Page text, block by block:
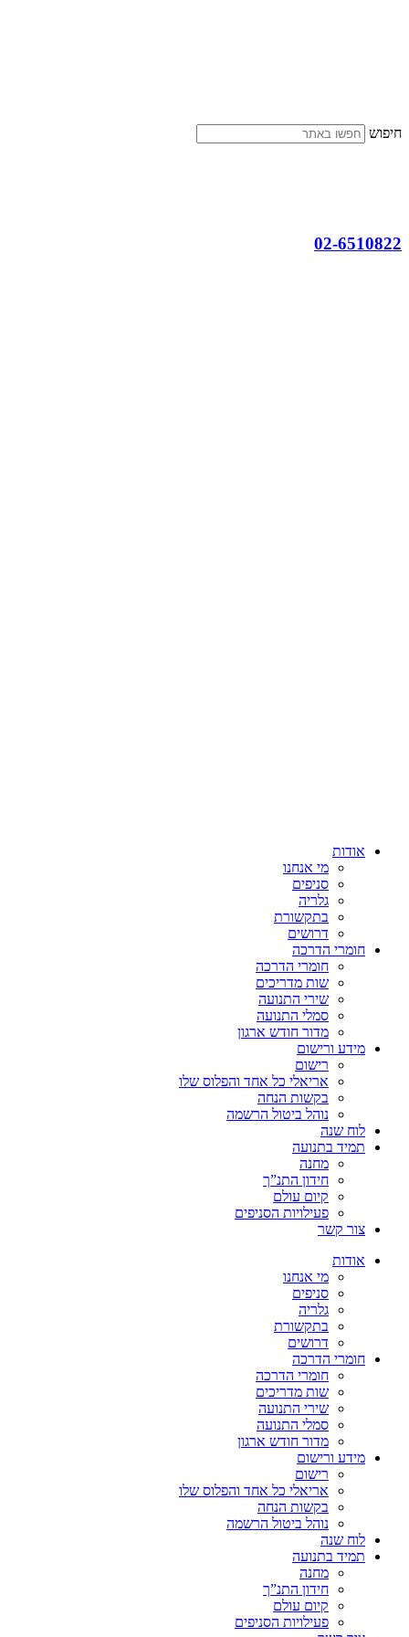
חיפוש
02-6510822
אודות
מי אנחנו
סניפים
גלריה
בתקשורת
דרושים
חומרי הדרכה
חומרי הדרכה
שות מדריכים
שירי התנועה
סמלי התנועה
מדור חודש ארגון
מידע ורישום
רישום
אריאלי כל אחד והפלוס שלו
בקשות הנחה
נוהל ביטול הרשמה
לוח שנה
תמיד בתנועה
מחנה
חידון התנ”ך
קיום עולם
פעילויות הסניפים
צור קשר
אודות
מי אנחנו
סניפים
גלריה
בתקשורת
דרושים
חומרי הדרכה
חומרי הדרכה
שות מדריכים
שירי התנועה
סמלי התנועה
מדור חודש ארגון
מידע ורישום
רישום
אריאלי כל אחד והפלוס שלו
בקשות הנחה
נוהל ביטול הרשמה
לוח שנה
תמיד בתנועה
מחנה
חידון התנ”ך
קיום עולם
פעילויות הסניפים